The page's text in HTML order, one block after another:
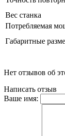
Вес станка
Потребляемая
Габаритные
Нет отзывов об
Написать отзыв
Ваше имя: